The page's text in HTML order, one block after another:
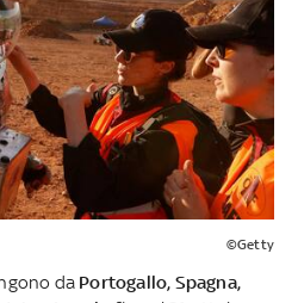
©Getty
da Portogallo, Spagna,